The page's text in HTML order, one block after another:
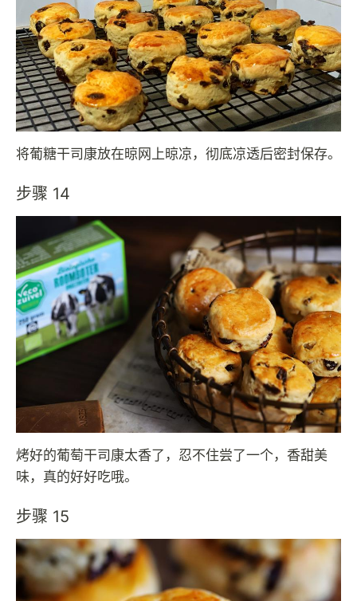
将葡糖干司康放在晾网上晾凉，彻底凉透后密封保存。
步骤 14
烤好的葡萄干司康太香了，忍不住尝了一个，香甜美
味，真的好好吃哦。
步骤 15